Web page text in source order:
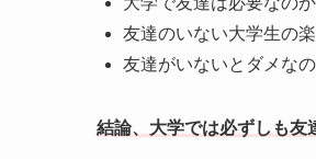
友達のいない大学生の
友達がいないとダメなの
結論、大学では必ずしも友